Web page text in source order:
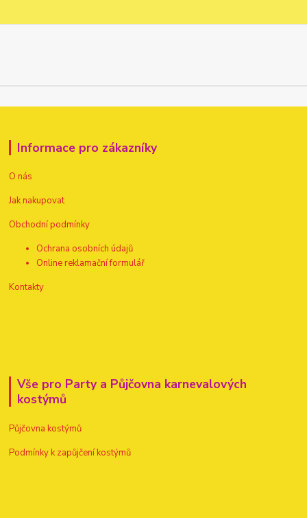
Informace pro zákazníky
O nás
Jak nakupovat
Obchodní podmínky
Ochrana osobních údajů
Online reklamační formulář
Kontakty
Vše pro Party a Půjčovna karnevalových
kostýmů
Půjčovna kostýmů
Podmínky k zapůjčení kostýmů